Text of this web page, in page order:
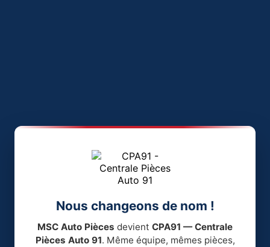
Nous changeons de nom !
MSC Auto Pièces devient CPA91 — Centrale
Pièces Auto 91. Même équipe, mêmes pièces,